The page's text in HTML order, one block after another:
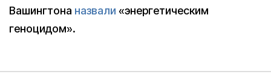
Вашингтона назвали «энергетическим
геноцидом».